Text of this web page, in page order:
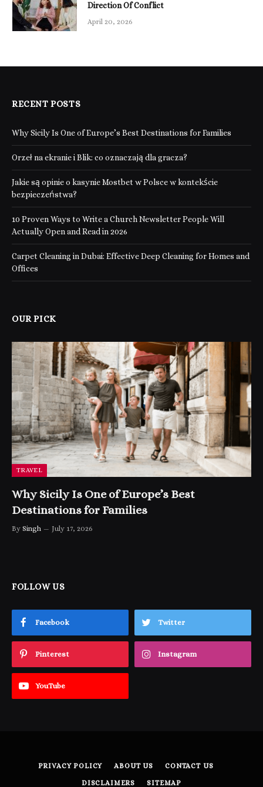
Direction Of Conflict
April 20, 2026
RECENT POSTS
Why Sicily Is One of Europe’s Best Destinations for Families
Orzeł na ekranie i Blik: co oznaczają dla gracza?
Jakie są opinie o kasynie Mostbet w Polsce w kontekście
bezpieczeństwa?
10 Proven Ways to Write a Church Newsletter People Will
Actually Open and Read in 2026
Carpet Cleaning in Dubai: Effective Deep Cleaning for Homes and
Offices
OUR PICK
TRAVEL
Why Sicily Is One of Europe’s Best
Destinations for Families
By Singh July 17, 2026
FOLLOW US
Facebook Twitter
Pinterest Instagram
YouTube
PRIVACY POLICY ABOUT US CONTACT US
DISCLAIMERS SITEMAP